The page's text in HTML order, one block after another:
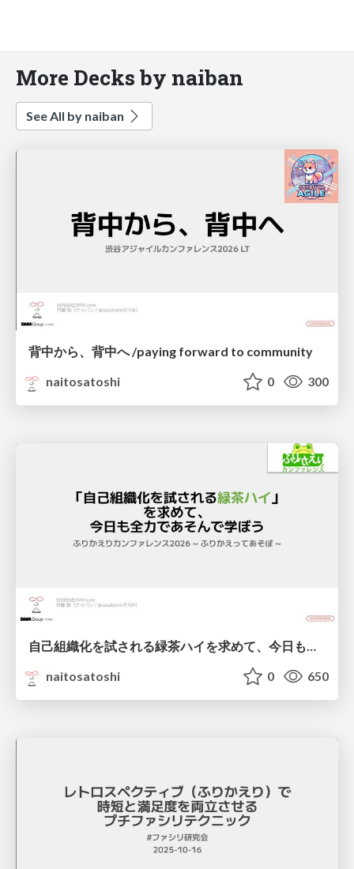
More Decks by naiban
See All by naiban
背中から、背中へ /paying forward to community
naitosatoshi
0 300
naitosatoshi
0 650